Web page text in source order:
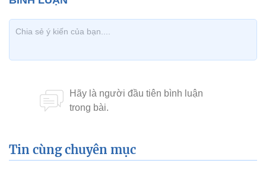
Tin cùng chuyên mục